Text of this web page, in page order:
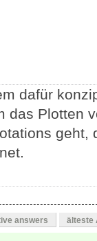
dafür
das Plotten
answers älteste